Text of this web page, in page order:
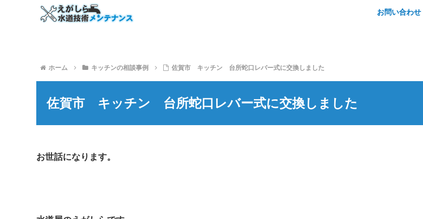
お問い合わせ
ホーム キッチンの相談事例 佐賀市 キッチン 台所蛇口レバー式に交換しました
佐賀市 キッチン 台所蛇口レバー式に交換しました
お世話になります。